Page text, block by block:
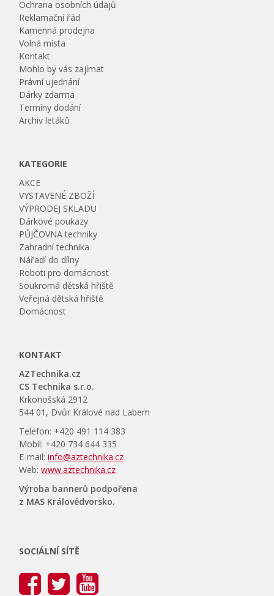
Ochrana osobních údajů
Reklamační řád
Kamenná prodejna
Volná místa
Kontakt
Mohlo by vás zajímat
Právní ujednání
Dárky zdarma
Termíny dodání
Archiv letáků
KATEGORIE
AKCE
VYSTAVENÉ ZBOŽÍ
VÝPRODEJ SKLADU
Dárkové poukazy
PŮJČOVNA techniky
Zahradní technika
Nářadí do dílny
Roboti pro domácnost
Soukromá dětská hřiště
Veřejná dětská hřiště
Domácnost
KONTAKT
AZTechnika.cz
CS Technika s.r.o.
Krkonošská 2912
544 01, Dvůr Králové nad Labem
Telefon: +420 491 114 383
Mobil: +420 734 644 335
E-mail:info@aztechnika.cz
Web:www.aztechnika.cz
Výroba bannerů podpořena
z MAS Královédvorsko.
SOCIÁLNÍ SÍTĚ